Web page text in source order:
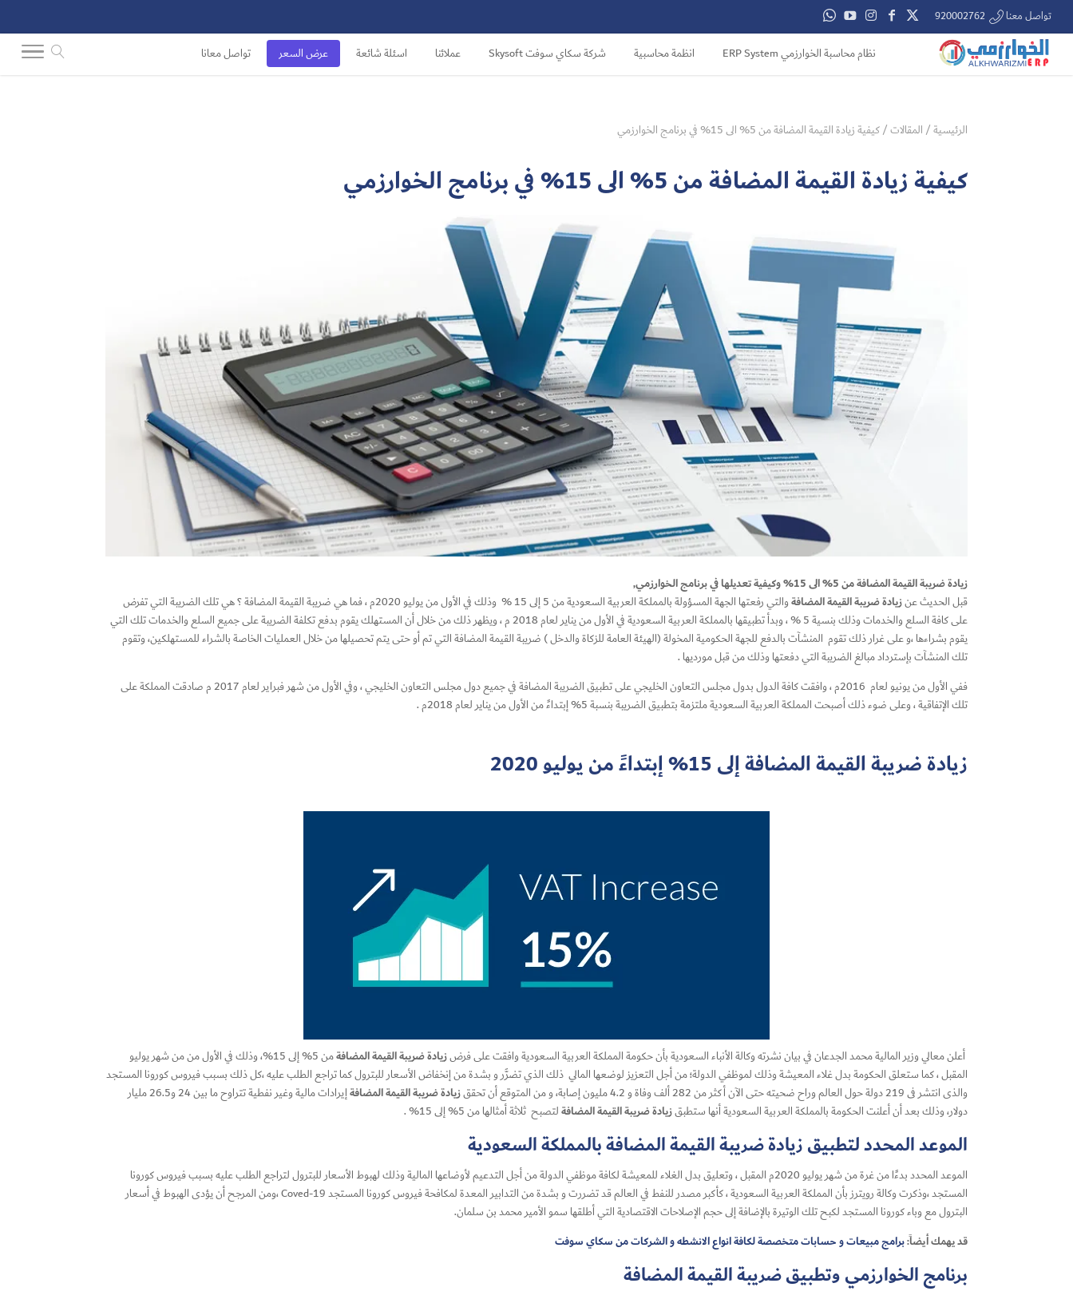
تواصل معنا 920002762
نظام محاسبة الخوارزمي ERP System انظمة محاسبية شركة سكاي سوفت Skysoft عملائنا اسئلة شائعة عرض السعر تواصل معانا
الرئيسية/ المقالات/كيفية زيادة القيمة المضافة من 5% الى 15% في برنامج الخوارزمي
كيفية زيادة القيمة المضافة من 5% الى 15% في برنامج الخوارزمي
زيادة ضريبة القيمة المضافة من 5% الى 15% وكيفية تعديلها في برنامج الخوارزمي,
قبل الحديث عنزيادة ضريبة القيمة المضافة
والتي رفعتها الجهة المسؤولة بالمملكة العربية السعودية من 5 إلى 15 % وذلك في الأول من يوليو 2020م ، فما هي ضريبة القيمة المضافة ؟ هي تلك الضريبة التي تفرض
على كافة السلع والخدمات وذلك بنسية 5 % ، وبدأ تطبيقها بالمملكة العربية السعودية في الأول من يناير لعام 2018 م ، ويظهر ذلك من خلال أن المستهلك يقوم بدفع تكلفة الضريبة على جميع السلع والخدمات تلك التي
يقوم بشراءها ،و على غرار ذلك تقوم المنشآت بالدفع للجهة الحكومية المخولة (الهيئة العامة للزكاة والدخل ) ضريبة القيمة المضافة التي تم أو حتى يتم تحصيلها من خلال العمليات الخاصة بالشراء للمستهلكين، وتقوم
تلك المنشآت بإسترداد مبالغ الضريبة التي دفعتها وذلك من قبل مورديها .
ففي الأول من يونيو لعام 2016م ، وافقت كافة الدول بدول مجلس التعاون الخليجي على تطبيق الضريبة المضافة في جميع دول مجلس التعاون الخليجي ، وفي الأول من شهر فبراير لعام 2017 م صادقت المملكة على
تلك الإتفاقية ، وعلى ضوء ذلك أصبحت المملكة العربية السعودية ملتزمة بتطبيق الضريبة بنسبة 5% إبتداءً من الأول من يناير لعام 2018م .
زيادة ضريبة القيمة المضافة إلى 15 %إبتداءً من يوليو 2020
أعلن معالي وزير المالية محمد الجدعان في بيان نشرته وكالة الأنباء السعودية بأن حكومة المملكة العربية السعودية وافقت على فرضزيادة ضريبة القيمة المضافة
من 5% إلى 15%، وذلك في الأول من من شهر يوليو
المقبل ، كما ستعلق الحكومة بدل غلاء المعيشة وذلك لموظفي الدولة؛ من أجل التعزيز لوضعها المالي ذلك الذي تضرَّر و بشدة من إنخفاض الأسعار للبترول كما تراجع الطلب عليه ،كل ذلك بسبب فيروس كورونا المستجد
والذى انتشر فى 219 دولة حول العالم وراح ضحيته حتى الآن أكثر من 282 ألف وفاة و 4.2 مليون إصابة، و من المتوقع أن تحقق
زيادة ضريبة القيمة المضافة
إيرادات مالية وغير نفطية تتراوح ما بين 24 و26.5 مليار
دولار، وذلك بعد أن أعلنت الحكومة بالمملكة العربية السعودية أنها ستطبقزيادة ضريبة القيمة المضافةلتصبح ثلاثة أمثالها من 5% إلى 15% .
الموعد المحدد لتطبيق زيادة ضريبة القيمة المضافة بالمملكة السعودية
الموعد المحدد بدءًا من غرة من شهر يوليو 2020م المقبل ، وتعليق بدل الغلاء للمعيشة لكافة موظفي الدولة من أجل التدعيم لأوضاعها المالية وذلك لهبوط الأسعار للبترول لتراجع الطلب عليه بسبب فيروس كورونا
المستجد ،وذكرت وكالة رويترز بأن المملكة العربية السعودية ، كأكبر مصدر للنفط في العالم قد تضررت و بشدة من التدابير المعدة لمكافحة فيروس كورونا المستجد Coved-19 ،ومن المرجح أن يؤدى الهبوط في أسعار
البترول مع وباء كورونا المستجد لكبح تلك الوتيرة بالإضافة إلى حجم الإصلاحات الاقتصادية التي أطلقها سمو الأمير محمد بن سلمان.
قد يهمك أيضاً:برامج مبيعات و حسابات متخصصة لكافة انواع الانشطه و الشركات من سكاي سوفت
برنامج الخوارزمي وتطبيق ضريبة القيمة المضافة